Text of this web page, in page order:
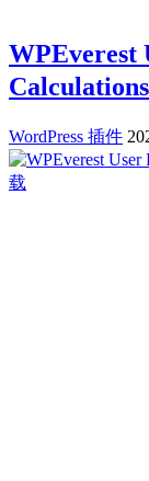
WPEverest
WordPress 插件